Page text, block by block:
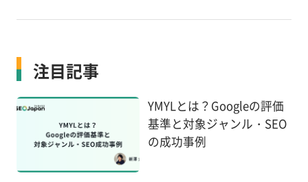
注目記事
YMYLとは？Googleの評価
基準と対象ジャンル・SEO
の成功事例